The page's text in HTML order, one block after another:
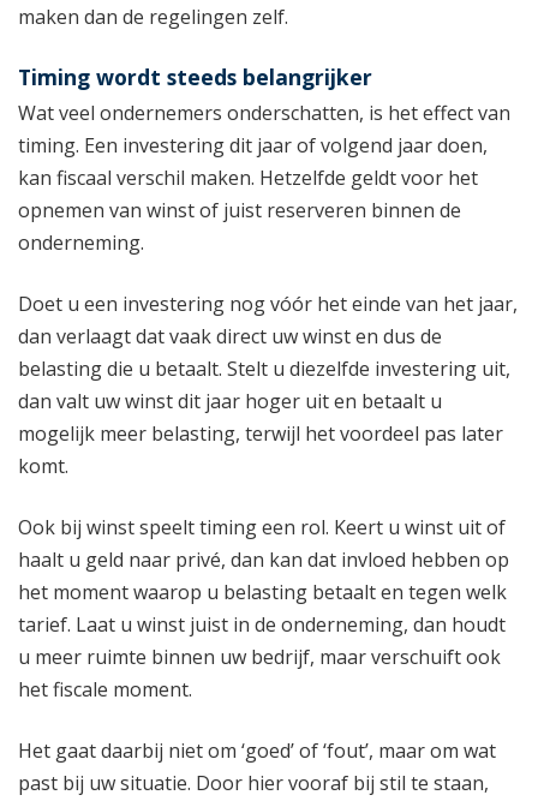
maken dan de regelingen zelf.
Timing wordt steeds belangrijker
Wat veel ondernemers onderschatten, is het effect van
timing. Een investering dit jaar of volgend jaar doen,
kan fiscaal verschil maken. Hetzelfde geldt voor het
opnemen van winst of juist reserveren binnen de
onderneming.
Doet u een investering nog vóór het einde van het jaar,
dan verlaagt dat vaak direct uw winst en dus de
belasting die u betaalt. Stelt u diezelfde investering uit,
dan valt uw winst dit jaar hoger uit en betaalt u
mogelijk meer belasting, terwijl het voordeel pas later
komt.
Ook bij winst speelt timing een rol. Keert u winst uit of
haalt u geld naar privé, dan kan dat invloed hebben op
het moment waarop u belasting betaalt en tegen welk
tarief. Laat u winst juist in de onderneming, dan houdt
u meer ruimte binnen uw bedrijf, maar verschuift ook
het fiscale moment.
Het gaat daarbij niet om ‘goed’ of ‘fout’, maar om wat
past bij uw situatie. Door hier vooraf bij stil te staan,